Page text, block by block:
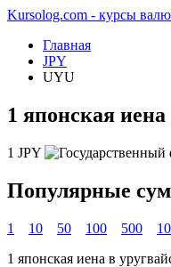
Kursolog.com - курсы
Главная
JPY
UYU
1 японская
1 JPY
Популярные
1 10 50 100 500
1 японская иена в